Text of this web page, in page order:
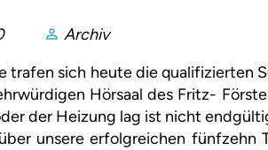
Archiv
trafen sich heute die qualifizierten
Hörsaal des Fritz-
der Heizung lag ist nicht
unsere erfolgreichen fünfzehn